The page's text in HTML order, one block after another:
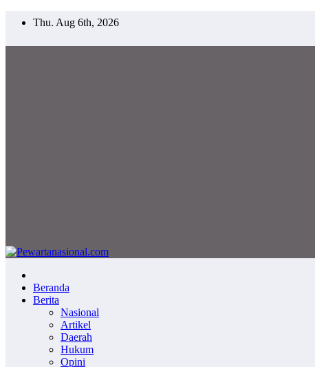
Thu. Aug 6th, 2026
Pewartanasional.com
Netizen Journalisme
Beranda
Berita
Nasional
Artikel
Daerah
Hukum
Opini